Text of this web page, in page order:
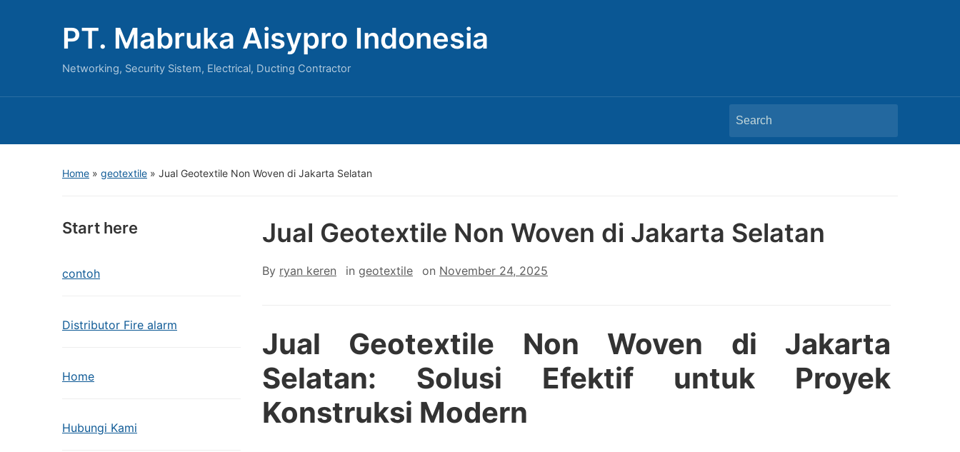
PT. Mabruka Aisypro Indonesia
Networking, Security Sistem, Electrical, Ducting Contractor
Search
for:
Home » geotextile » Jual Geotextile Non Woven di Jakarta Selatan
Start here
contoh
Distributor Fire alarm
Home
Hubungi Kami
Jual Geotextile Non Woven di Jakarta Selatan
By ryan keren in geotextile on November 24, 2025
Jual Geotextile Non Woven di Jakarta
Selatan: Solusi Efektif untuk Proyek
Konstruksi Modern